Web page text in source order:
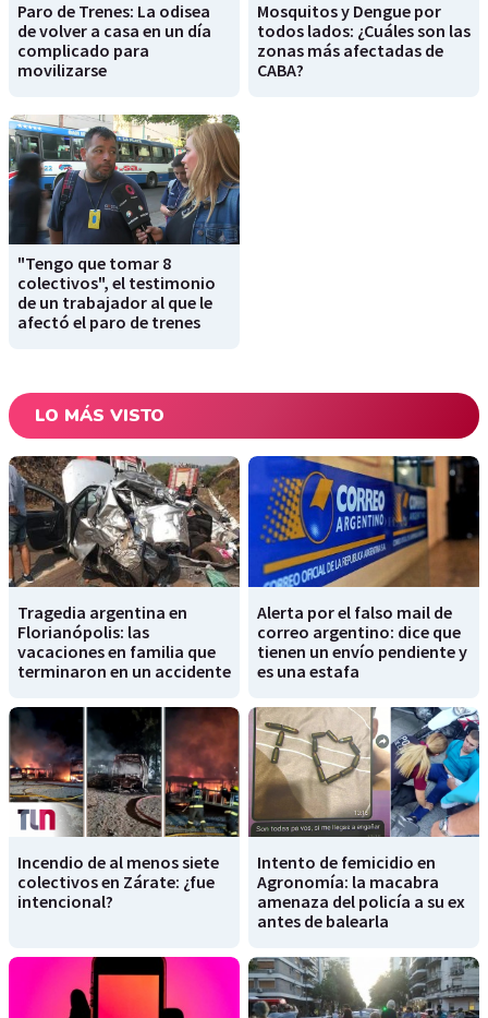
Paro de Trenes: La odisea
de volver a casa en un día
complicado para
movilizarse
Mosquitos y Dengue por
todos lados: ¿Cuáles son las
zonas más afectadas de
CABA?
"Tengo que tomar 8
colectivos", el testimonio
de un trabajador al que le
afectó el paro de trenes
LO MÁS VISTO
Tragedia argentina en
Florianópolis: las
vacaciones en familia que
terminaron en un accidente
Alerta por el falso mail de
correo argentino: dice que
tienen un envío pendiente y
es una estafa
Incendio de al menos siete
colectivos en Zárate: ¿fue
intencional?
Intento de femicidio en
Agronomía: la macabra
amenaza del policía a su ex
antes de balearla